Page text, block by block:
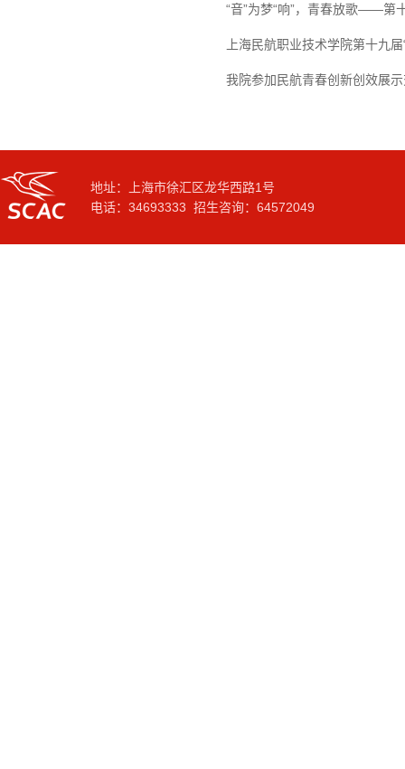
“音”为梦“响”，青春放歌——第
上海民航职业技术学院第十九
我院参加民航青春创新创效展
地址：上海市徐汇区龙华西路1号
电话：34693333 招生咨询：64572049